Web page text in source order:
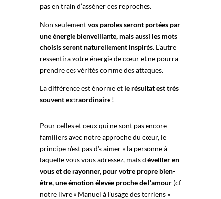
pas en train d’asséner des reproches.
Non seulementvos paroles seront portées par
une énergie bienveillante, mais aussi les mots
choisis seront naturellement inspirés. L’autre
ressentira votre énergie de cœur et ne pourra
prendre ces vérités comme des attaques.
La différence est énorme et le résultat est très
souvent extraordinaire!
Pour celles et ceux qui ne sont pas encore
familiers avec notre approche du cœur, le
principe n’est pas d’« aimer » la personne à
laquelle vous vous adressez, mais d’éveiller en
vous et de rayonner, pour votre propre bien-
être, une émotion élevée proche de l’amour(cf
notre livre « Manuel à l’usage des terriens »